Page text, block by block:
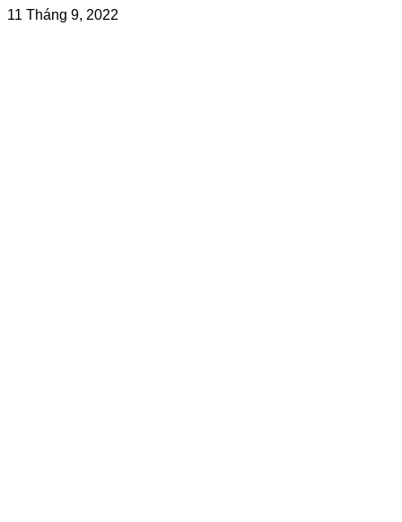
11 Tháng 9, 2022